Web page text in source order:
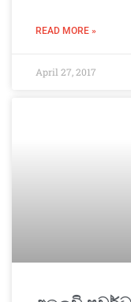
READ MORE »
April 27, 2017